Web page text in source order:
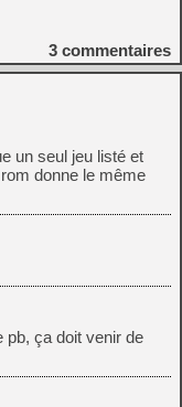
3 commentaires
un seul jeu listé et
donne le même
pb, ça doit venir de